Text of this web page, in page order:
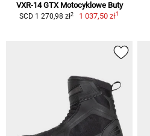
VXR-14 GTX Motocyklowe Buty
SCD 1 270,98 zł2 1 037,50 zł1